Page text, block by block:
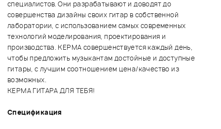
специалистов. Они разрабатывают и доводят до
совершенства дизайны своих гитар в собственной
лаборатории, с использованием самых современных
технологий моделирования, проектирования и
производства. KEPMA совершенствуется каждый день,
чтобы предложить музыкантам достойные и доступные
гитары, с лучшим соотношением цена/качество из
возможных.
KEPMA ГИТАРА ДЛЯ ТЕБЯ!
Спецификация